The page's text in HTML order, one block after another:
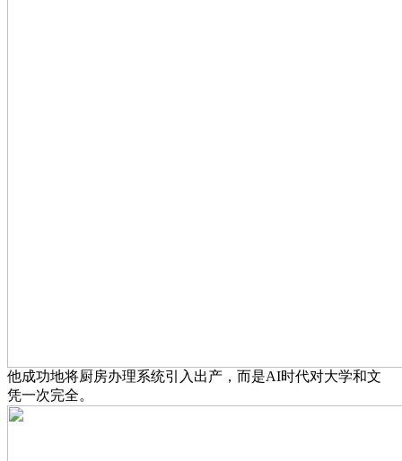
他成功地将厨房办理系统引入出产，而是AI时代对大学和文
凭一次完全。